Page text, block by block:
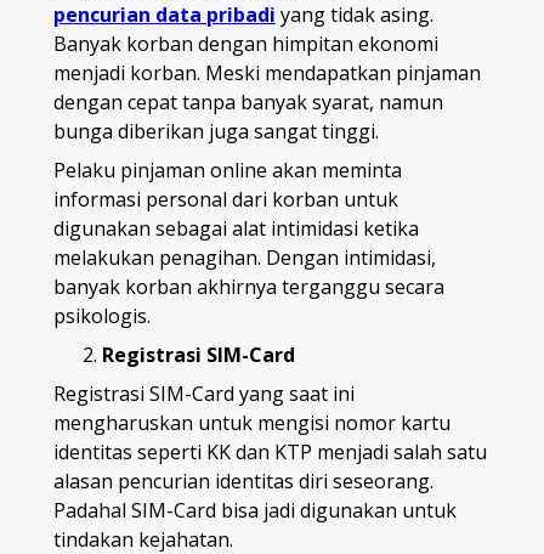
pencurian data pribadi yang tidak asing.
Banyak korban dengan himpitan ekonomi
menjadi korban. Meski mendapatkan pinjaman
dengan cepat tanpa banyak syarat, namun
bunga diberikan juga sangat tinggi.
Pelaku pinjaman online akan meminta
informasi personal dari korban untuk
digunakan sebagai alat intimidasi ketika
melakukan penagihan. Dengan intimidasi,
banyak korban akhirnya terganggu secara
psikologis.
Registrasi SIM-Card
Registrasi SIM-Card yang saat ini
mengharuskan untuk mengisi nomor kartu
identitas seperti KK dan KTP menjadi salah satu
alasan pencurian identitas diri seseorang.
Padahal SIM-Card bisa jadi digunakan untuk
tindakan kejahatan.